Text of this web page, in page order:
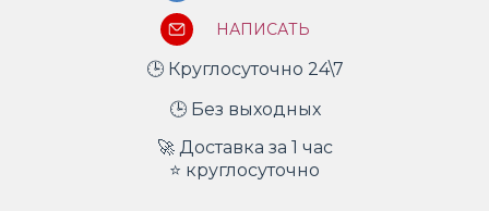
НАПИСАТЬ
🕒 Круглосуточно 24\7
🕒 Без выходных
🚀 Доставка за 1 час
⭐ круглосуточно